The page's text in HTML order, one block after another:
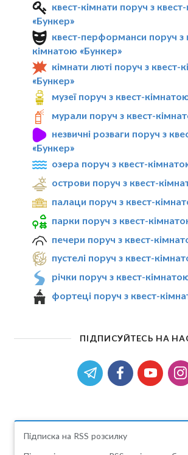
квест-кімнати поруч з
«Бункер»
квест-перформанси поруч з
кімнатою «Бункер»
кімнати люті поруч з квест-
«Бункер»
музеї поруч з квест-
мурали поруч з квест-
незвичні розваги поруч з
«Бункер»
озера поруч з квест-
острови поруч з квест-
палаци поруч з квест-
парки поруч з квест-
печери поруч з квест-
пустелі поруч з квест-
річки поруч з квест-
фортеці поруч з квест-
ПІДПИСУЙТЕСЬ НА
Підписка на RSS розсилку